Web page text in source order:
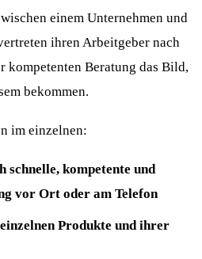
einem Unternehmen und
ihren Arbeitgeber nach
kompetenten Beratung das Bild,
bekommen.
im einzelnen:
schnelle, kompetente und
vor Ort oder am Telefon
Produkte und ihrer